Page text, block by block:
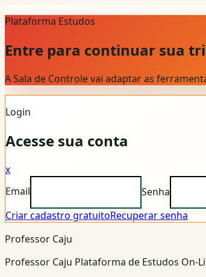
Plataforma Estudos
Entre para continuar sua
A Sala de Controle vai adaptar as
Login
Acesse sua conta
x
Email
Senha
Criar cadastro gratuitoRecuperar senha
Professor Caju
Professor Caju Plataforma de Estudos On-